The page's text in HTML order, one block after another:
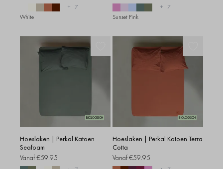
+
7
White
+
7
Sunset Pink
BIOLOGISCH
Hoeslaken | Perkal Katoen
Seafoam
Vanaf€59.95
BIOLOGISCH
Hoeslaken | Perkal Katoen Terra
Cotta
Vanaf€59.95